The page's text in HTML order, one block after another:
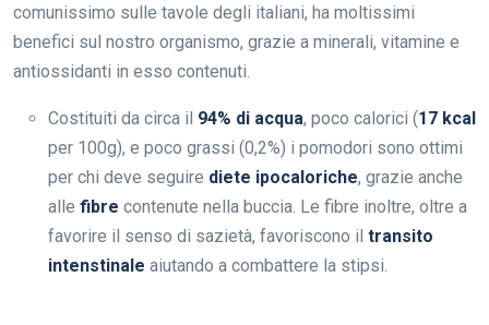
comunissimo sulle tavole degli italiani, ha moltissimi
benefici sul nostro organismo, grazie a minerali, vitamine e
antiossidanti in esso contenuti.
Costituiti da circa il 94% di acqua, poco calorici (17 kcal
per 100g), e poco grassi (0,2%) i pomodori sono ottimi
per chi deve seguire diete ipocaloriche, grazie anche
alle fibre contenute nella buccia. Le fibre inoltre, oltre a
favorire il senso di sazietà, favoriscono il transito
intenstinale aiutando a combattere la stipsi.